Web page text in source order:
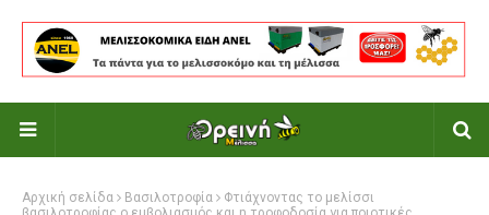
Αρχική σελίδα Βασιλοτροφία
Φτιάχνοντας το μελίσσι